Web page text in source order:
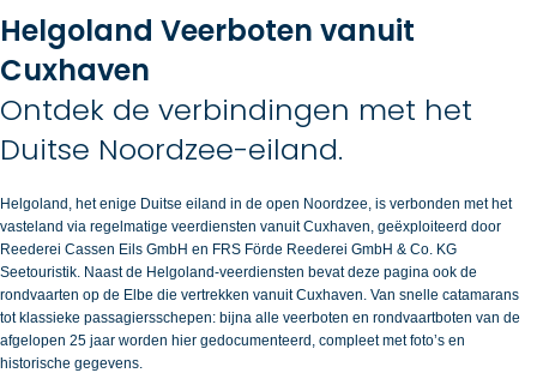
Helgoland Veerboten vanuit
Cuxhaven
Ontdek de verbindingen met het
Duitse Noordzee-eiland.
Helgoland, het enige Duitse eiland in de open Noordzee, is verbonden met het
vasteland via regelmatige veerdiensten vanuit Cuxhaven, geëxploiteerd door
Reederei Cassen Eils GmbH en FRS Förde Reederei GmbH & Co. KG
Seetouristik. Naast de Helgoland-veerdiensten bevat deze pagina ook de
rondvaarten op de Elbe die vertrekken vanuit Cuxhaven. Van snelle catamarans
tot klassieke passagiersschepen: bijna alle veerboten en rondvaartboten van de
afgelopen 25 jaar worden hier gedocumenteerd, compleet met foto’s en
historische gegevens.